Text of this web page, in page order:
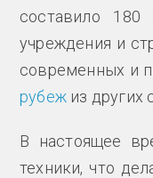
составило
учреждения и
современных и
рубеж из других
В настоящее
техники, что